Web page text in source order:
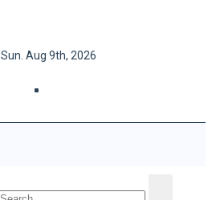
Sun. Aug 9th, 2026